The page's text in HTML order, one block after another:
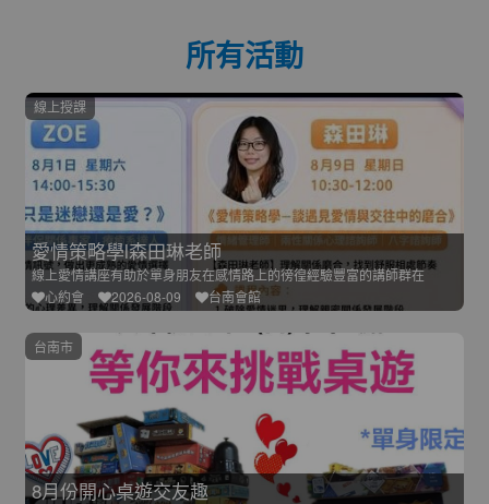
所有活動
愛情策略學l森田琳老師
線上愛情講座有助於單身朋友在感情路上的徬徨經驗豐富的講師群在
心約會
2026-08-09 台南會館
線上授課
8月份開心桌遊交友趣
台南市